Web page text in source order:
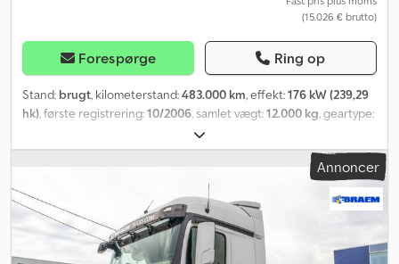
(15.026 € brutto)
Forespørge Ring op
Stand: brugt, kilometerstand:483.000 km, effekt:176 kW (239,29
hk), første registrering:10/2006, samlet vægt:12.000 kg, geartype:
Euro 4
sodfilter, Lifteplatform: ----- Motorbremse - Klima -
Anhængertræk Affjedring: Blad-luft Crodpfx Agsy A DfpoxjfAnnoncer